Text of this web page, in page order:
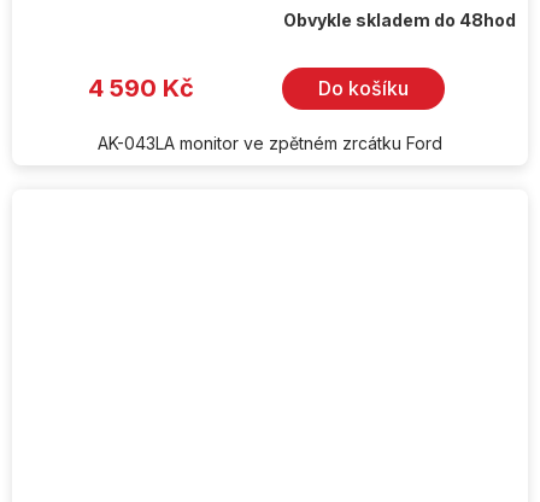
Obvykle skladem do 48hod
4 590 Kč Do košíku
AK-043LA monitor ve zpětném zrcátku Ford